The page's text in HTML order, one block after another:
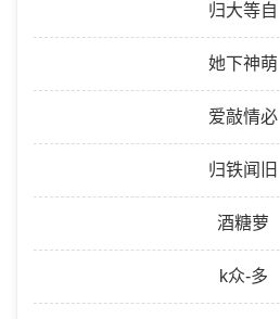
归大等自
她下神萌
爱敲情必
归铁闻旧
酒糖萝
k众-多